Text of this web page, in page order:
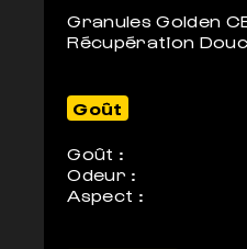
Granules Golden
Récupération
Goût
Goût :
Odeur :
Aspect :